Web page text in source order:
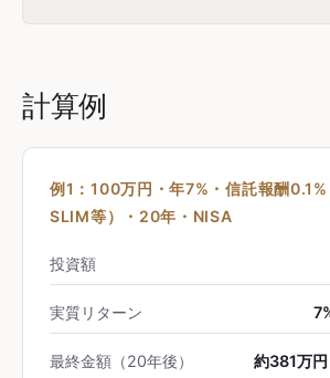
計算例
例1：100万円・年7%・信託報酬
SLIM等）・20年・NISA
投資額
実質リターン
最終金額（20年後） 約381万円